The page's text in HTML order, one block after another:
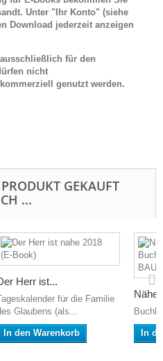
Unter "Ihr Konto" (siehe
Download jederzeit anzeigen
für den
nicht
genutzt werden.
GEKAUFT
...
Herr ist...
für die Familie
Glaubens (als...
In den Warenkorb In